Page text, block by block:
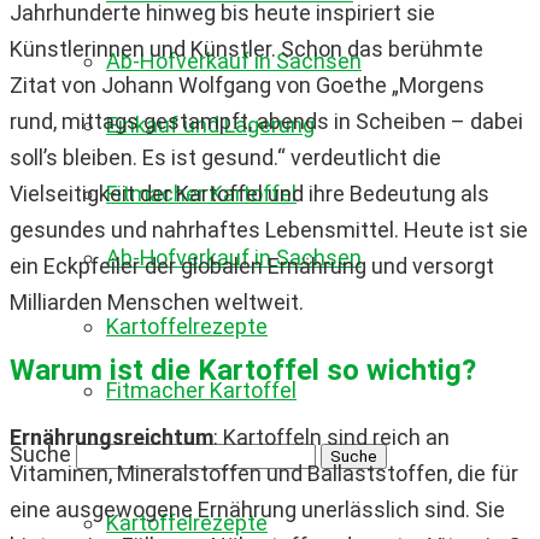
Ab-Hofverkauf in Sachsen
Fitmacher Kartoffel
Kartoffelrezepte
Suche
Einkauf und Lagerung
Ab-Hofverkauf in Sachsen
Fitmacher Kartoffel
Kartoffelrezepte
Jahrhunderte hinweg bis heute inspiriert sie
Künstlerinnen und Künstler. Schon das berühmte
Zitat von Johann Wolfgang von Goethe „Morgens
rund, mittags gestampft, abends in Scheiben – dabei
soll’s bleiben. Es ist gesund.“ verdeutlicht die
Vielseitigkeit der Kartoffel und ihre Bedeutung als
gesundes und nahrhaftes Lebensmittel. Heute ist sie
ein Eckpfeiler der globalen Ernährung und versorgt
Milliarden Menschen weltweit.
Warum ist die Kartoffel so wichtig?
Ernährungsreichtum: Kartoffeln sind reich an
Vitaminen, Mineralstoffen und Ballaststoffen, die für
eine ausgewogene Ernährung unerlässlich sind. Sie